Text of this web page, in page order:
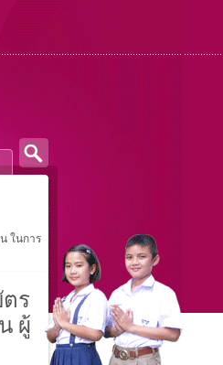
ในการ
ร
ผู้